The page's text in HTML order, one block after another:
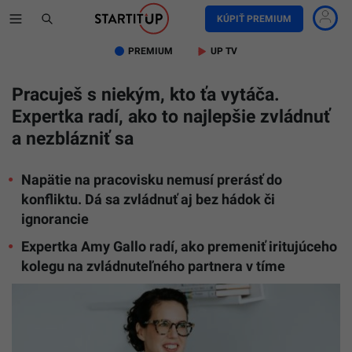
KÚPIŤ PREMIUM
PREMIUM UP TV
Pracuješ s niekým, kto ťa vytáča.
Expertka radí, ako to najlepšie zvládnuť
a nezblázniť sa
Napätie na pracovisku nemusí prerásť do
konfliktu. Dá sa zvládnuť aj bez hádok či
ignorancie
Expertka Amy Gallo radí, ako premeniť iritujúceho
kolegu na zvládnuteľného partnera v tíme